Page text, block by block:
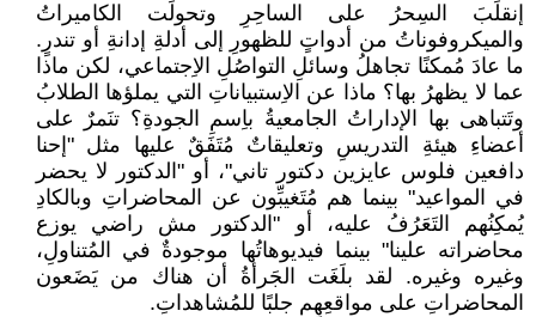
إنقلَبَ السِحرُ على الساحِرِ وتحولَت الكاميراتُ
والميكروفوناتُ من أدواتٍ للظهورِ إلى أدلةِ إدانةِ أو تندرٍ.
ما عادَ مُمكنًا تجاهلُ وسائلِ التواصُلِ الاِجتماعي، لكن ماذا
عما لا يظهرُ بها؟ ماذا عن الاِستبياناتِ التي يملؤها الطلابُ
وتَتباهى بها الإداراتُ الجامعيةُ باِسمِ الجودةِ؟ تنَمرٌ على
أعضاءِ هيئةِ التدريسِ وتعليقاتٌ مُتَفَقٌ عليها مثل "إحنا
دافعين فلوس عايزين دكتور تاني"، أو "الدكتور لا يحضر
في المواعيد" بينما هم مُتَغيبِّون عن المحاضراتِ وبالكادِ
يُمكِنُهم التَعَرُفُ عليه، أو "الدكتور مش راضي يوزع
محاضراته علينا" بينما فيديوهاتُها موجودةٌ في المُتناولِ،
وغيره وغيره. لقد بلَغَت الجَرأةُ أن هناك من يَضَعون
المحاضراتِ على مواقعِهِم جلبًا للمُشاهداتِ.